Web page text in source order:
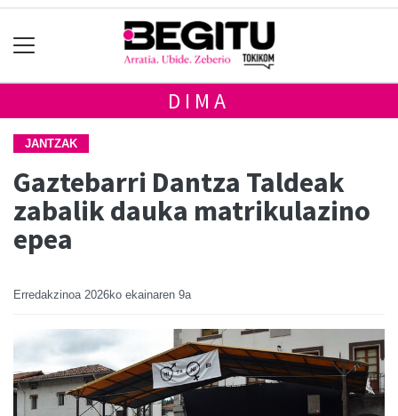
DIMA
JANTZAK
Gaztebarri Dantza Taldeak
zabalik dauka matrikulazino
epea
Erredakzinoa 2026ko ekainaren 9a